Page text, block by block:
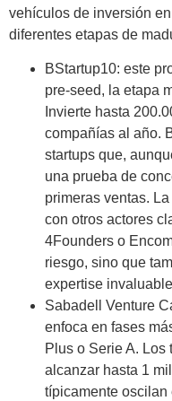
vehículos de inversión
diferentes etapas de
BStartup10: este
pre-seed, la etapa
Invierte hasta
compañías al año.
startups que,
una prueba de
primeras ventas.
con otros actores
4Founders o
riesgo, sino que
expertise
Sabadell Venture
enfoca en fases
Plus o Serie A.
alcanzar hasta 1
típicamente oscilan